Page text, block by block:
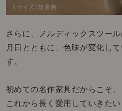
さらに、ノルディックスツール
月日とともに、色味が変化し
す。
初めての名作家具だからこそ、
これから長く愛用していきたい